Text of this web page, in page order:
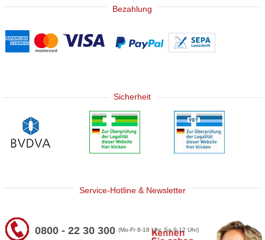
Bezahlung
Sicherheit
Service-Hotline & Newsletter
0800 - 22 30 300(Mo-Fr 8-18 Uhr, Sa 9-12 Uhr)